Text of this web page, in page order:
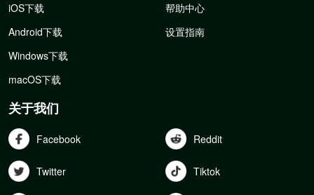
iOS下载
Android下载
Windows下载
macOS下载
帮助中心
设置指南
关于我们
Facebook Reddit
Twitter Tiktok